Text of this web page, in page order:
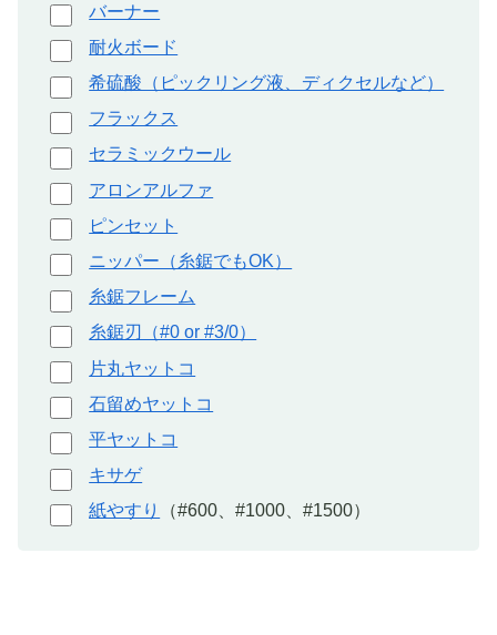
バーナー
耐火ボード
希硫酸（ピックリング液、ディクセルなど）
フラックス
セラミックウール
アロンアルファ
ピンセット
ニッパー（糸鋸でもOK）
糸鋸フレーム
糸鋸刃（#0 or #3/0）
片丸ヤットコ
石留めヤットコ
平ヤットコ
キサゲ
紙やすり
（#600、#1000、#1500）